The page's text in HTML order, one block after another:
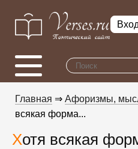
Вход
Главная ⇒ Афоризмы,
всякая форма...
Хотя всякая